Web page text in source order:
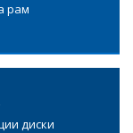
рам
диски